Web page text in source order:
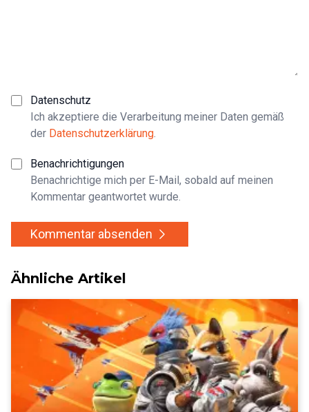
Datenschutz
Ich akzeptiere die Verarbeitung meiner Daten gemäß
der Datenschutzerklärung
Benachrichtigungen
Benachrichtige mich per E-Mail, sobald auf meinen
Kommentar geantwortet wurde.
Kommentar absenden
Ähnliche Artikel